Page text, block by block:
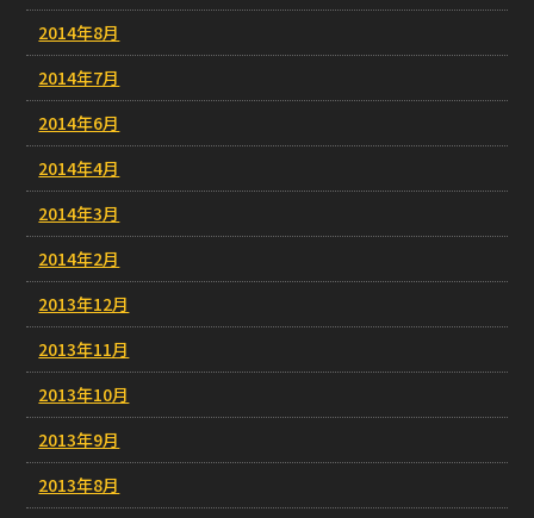
2014年8月
2014年7月
2014年6月
2014年4月
2014年3月
2014年2月
2013年12月
2013年11月
2013年10月
2013年9月
2013年8月